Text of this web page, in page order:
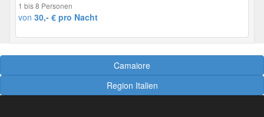
1 bis 8 Personen
von 30,- € pro Nacht
Camaiore
Region Italien